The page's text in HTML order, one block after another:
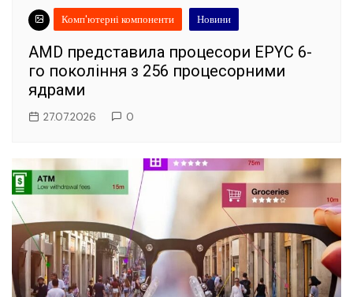
Комп'ютерні компоненти Новини
AMD представила процесори EPYC 6-
го покоління з 256 процесорними
ядрами
27.07.2026 0